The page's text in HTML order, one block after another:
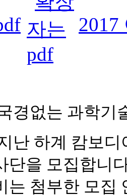
2017
경없는 과학기
난 하계 캄보
단을 모집합니
는 첨부한 모